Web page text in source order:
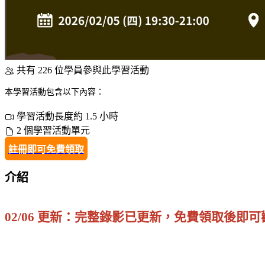
共有 226 位學員參與此學習活動
本學習活動包含以下內容：
學習活動長度約 1.5 小時
2 個學習活動單元
註冊即可免費領取
介紹
02/06 更新：完整錄影已更新，免費領取後即可